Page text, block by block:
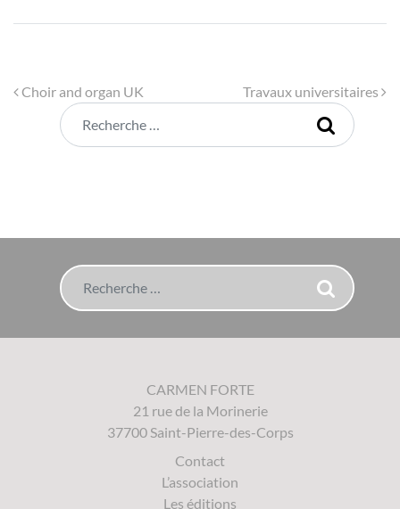
Navigation
Choir and organ UK
Travaux universitaires
Rechercher
Rechercher
CARMEN FORTE
21 rue de la Morinerie
37700 Saint-Pierre-des-Corps
Contact
L’association
Les éditions